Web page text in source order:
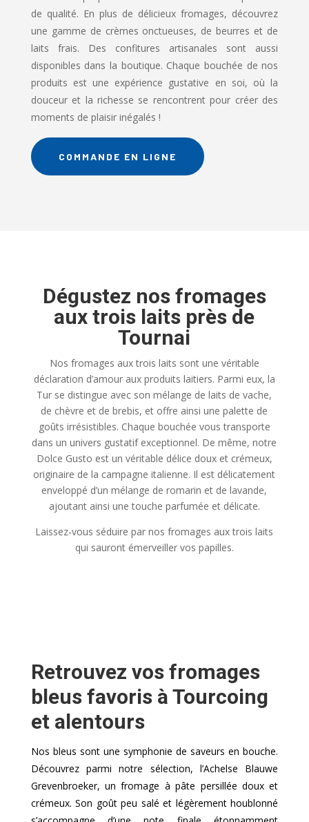
de qualité. En plus de délicieux fromages, découvrez
une gamme de crèmes onctueuses, de beurres et de
laits frais. Des confitures artisanales sont aussi
disponibles dans la boutique. Chaque bouchée de nos
produits est une expérience gustative en soi, où la
douceur et la richesse se rencontrent pour créer des
moments de plaisir inégalés !
COMMANDE EN LIGNE
Dégustez nos fromages
aux trois laits près de
Tournai
Nos fromages aux trois laits sont une véritable
déclaration d’amour aux produits laitiers. Parmi eux, la
Tur se distingue avec son mélange de laits de vache,
de chèvre et de brebis, et offre ainsi une palette de
goûts irrésistibles. Chaque bouchée vous transporte
dans un univers gustatif exceptionnel. De même, notre
Dolce Gusto est un véritable délice doux et crémeux,
originaire de la campagne italienne. Il est délicatement
enveloppé d’un mélange de romarin et de lavande,
ajoutant ainsi une touche parfumée et délicate.
Laissez-vous séduire par nos fromages aux trois laits
qui sauront émerveiller vos papilles.
Retrouvez vos fromages
bleus favoris à Tourcoing
et alentours
Nos bleus sont une symphonie de saveurs en bouche.
Découvrez parmi notre sélection, l’Achelse Blauwe
Grevenbroeker, un fromage à pâte persillée doux et
crémeux. Son goût peu salé et légèrement houblonné